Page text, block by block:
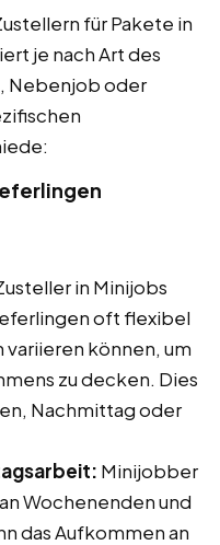
für Pakete in
je nach Art des
Nebenjob oder
in Minijobs
oft flexibel
können, um
zu decken. Dies
Nachmittag oder
Minijobber
Wochenenden und
das Aufkommen an